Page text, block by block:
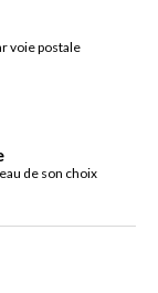
voie postale
de son choix